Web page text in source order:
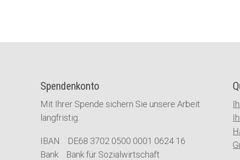
Spendenkonto
Mit Ihrer Spende sichern Sie unsere Arbeit
langfristig.
IBAN DE68 3702 0500 0001 0624 16
Bank Bank für Sozialwirtschaft